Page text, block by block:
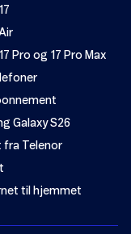
Pro og 17 Pro Max
Galaxy S26
fra Telenor
til hjemmet